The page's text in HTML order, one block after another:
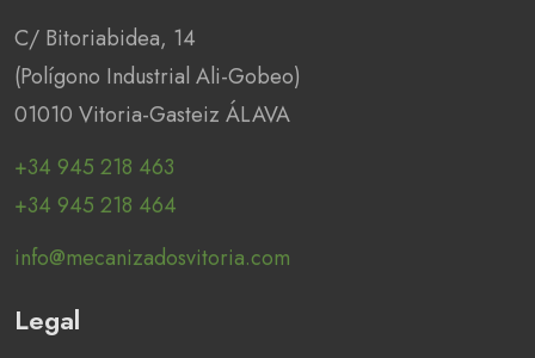
C/ Bitoriabidea, 14
(Polígono Industrial Ali-Gobeo)
01010 Vitoria-Gasteiz ÁLAVA
+34 945 218 463
+34 945 218 464
info@mecanizadosvitoria.com
Legal